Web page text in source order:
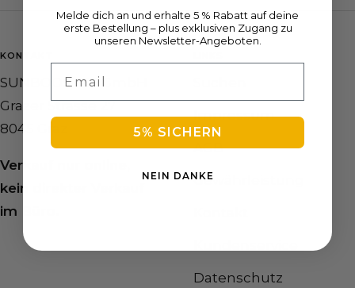
KONTAKT
SUNBOOSTER GmbH
Grazer Strasse 27
8045 Graz
Verkauf nur online,
kein direkter Verkauf
im Büro.
Impressum
AGB
Gewährleistung
Datenschutz
Melde dich an und erhalte 5 % Rabatt auf deine
erste Bestellung – plus exklusiven Zugang zu
unseren Newsletter-Angeboten.
5% SICHERN
NEIN DANKE